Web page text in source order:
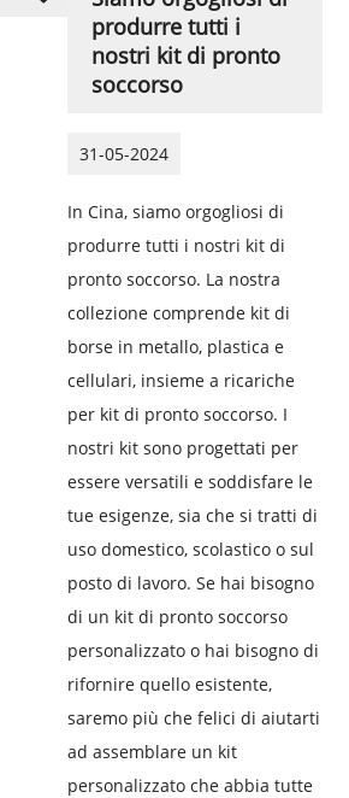
produrre tutti i
nostri kit di pronto
soccorso
31-05-2024
In Cina, siamo orgogliosi di
produrre tutti i nostri kit di
pronto soccorso. La nostra
collezione comprende kit di
borse in metallo, plastica e
cellulari, insieme a ricariche
per kit di pronto soccorso. I
nostri kit sono progettati per
essere versatili e soddisfare le
tue esigenze, sia che si tratti di
uso domestico, scolastico o sul
posto di lavoro. Se hai bisogno
di un kit di pronto soccorso
personalizzato o hai bisogno di
rifornire quello esistente,
saremo più che felici di aiutarti
ad assemblare un kit
personalizzato che abbia tutte